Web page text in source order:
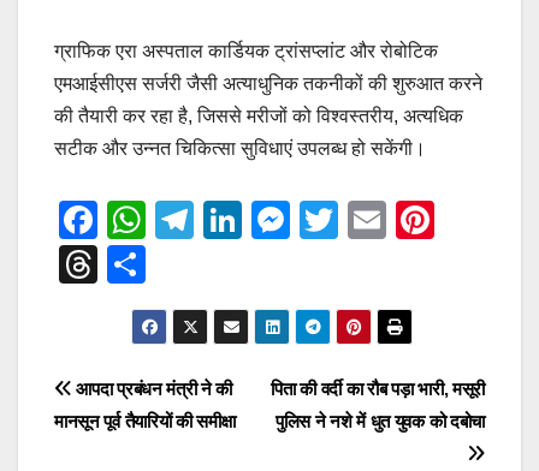
ग्राफिक एरा अस्पताल कार्डियक ट्रांसप्लांट और रोबोटिक
एमआईसीएस सर्जरी जैसी अत्याधुनिक तकनीकों की शुरुआत करने
की तैयारी कर रहा है, जिससे मरीजों को विश्वस्तरीय, अत्यधिक
सटीक और उन्नत चिकित्सा सुविधाएं उपलब्ध हो सकेंगी।
F
a
c
b
o
W
at
s
A
p
T
e
gr
a
m
Li
k
e
dI
M
ss
e
n
g
T
tt
er
E
ail
st
T
hr
a
d
h
ar
e
Post
navigation
पिता की वर्दी का रौब पड़ा भारी, मसूरी
पुलिस ने नशे में धुत युवक को दबोचा
आपदा प्रबंधन मंत्री ने की
मानसून पूर्व तैयारियों की समीक्षा